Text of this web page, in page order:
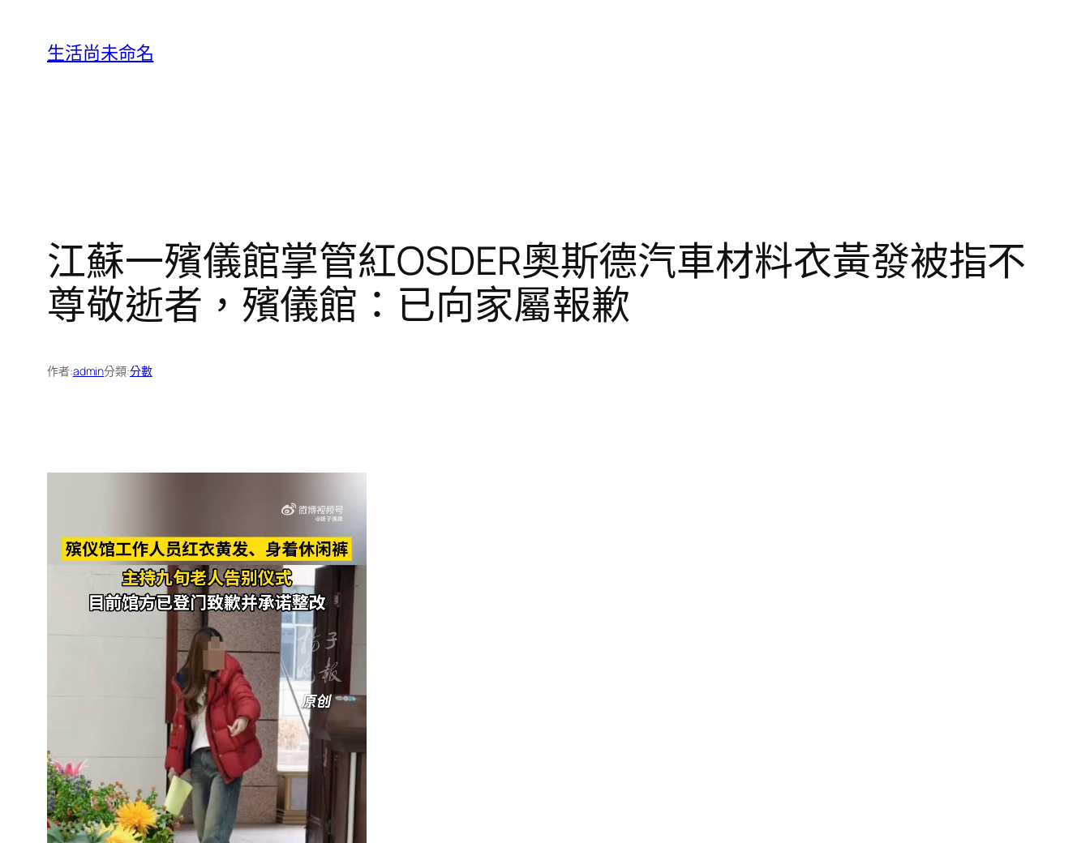
生活尚未命名
江蘇一殯儀館掌管紅OSDER奧斯德汽車材料衣黃發被指不
尊敬逝者，殯儀館：已向家屬報歉
作者:admin分類:分數